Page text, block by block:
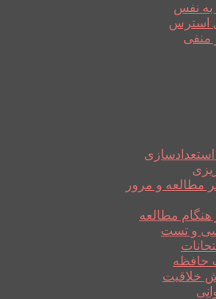
به نفس
استرس
منفی
استعدادسازی
مطالعه و مرور
هنگام مطالعه
و تست
حافظه
خلاقیت